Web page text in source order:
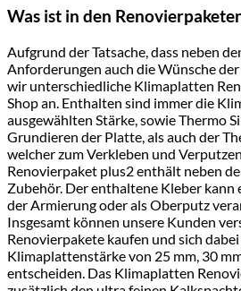
Was ist in den
Aufgrund der Tatsache, dass neben
Anforderungen auch die Wünsche
wir unterschiedliche Klimaplatten
Shop an. Enthalten sind immer die
ausgewählten Stärke, sowie Thermo
Grundieren der Platte, als auch der
welcher zum Verkleben und
Renovierpaket plus2 enthält neben
Zubehör. Der enthaltene Kleber kann
der Armierung oder als Oberputz
Insgesamt können unsere Kunden
Renovierpakete kaufen und sich
Klimaplattenstärke von 25 mm, 30
entscheiden. Das Klimaplatten